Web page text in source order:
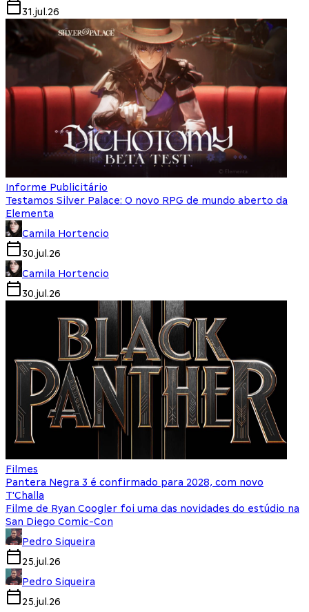
31.jul.26
Informe Publicitário
Testamos Silver Palace: O novo RPG de mundo aberto da
Elementa
Camila Hortencio
30.jul.26
Camila Hortencio
30.jul.26
Filmes
Pantera Negra 3 é confirmado para 2028, com novo
T'Challa
Filme de Ryan Coogler foi uma das novidades do estúdio na
San Diego Comic-Con
Pedro Siqueira
25.jul.26
Pedro Siqueira
25.jul.26